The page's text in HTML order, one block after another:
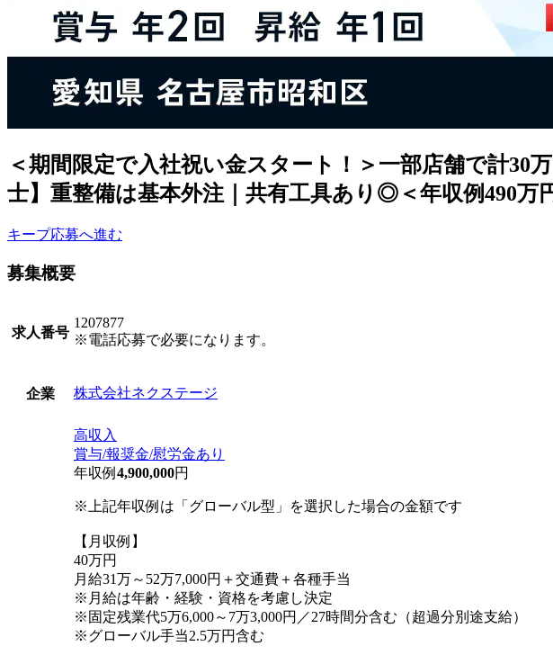
＜期間限定で入社祝い金スタート！＞一部店舗で計30
士】重整備は基本外注｜共有工具あり◎＜年収例490万
キープ応募へ進む
募集概要
求人番号
1207877
※電話応募で必要になります。
企業 株式会社ネクステージ
高収入
賞与/報奨金/慰労金あり
年収例 4,900,000円
※上記年収例は「グローバル型」を選択した場合の金額です
【月収例】
40万円
月給31万～52万7,000円＋交通費＋各種手当
※月給は年齢・経験・資格を考慮し決定
※固定残業代5万6,000～7万3,000円／27時間分含む（超過分別途支給）
※グローバル手当2.5万円含む